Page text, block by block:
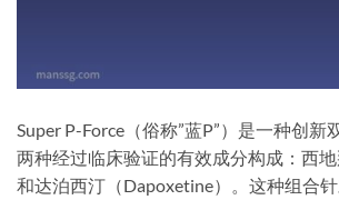
Super P-Force（俗称”蓝P”）是一种创新
两种经过临床验证的有效成分构成：西地
和达泊西汀（Dapoxetine）。这种组合